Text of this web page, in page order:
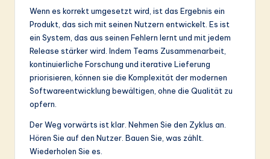
Wenn es korrekt umgesetzt wird, ist das Ergebnis ein
Produkt, das sich mit seinen Nutzern entwickelt. Es ist
ein System, das aus seinen Fehlern lernt und mit jedem
Release stärker wird. Indem Teams Zusammenarbeit,
kontinuierliche Forschung und iterative Lieferung
priorisieren, können sie die Komplexität der modernen
Softwareentwicklung bewältigen, ohne die Qualität zu
opfern.
Der Weg vorwärts ist klar. Nehmen Sie den Zyklus an.
Hören Sie auf den Nutzer. Bauen Sie, was zählt.
Wiederholen Sie es.